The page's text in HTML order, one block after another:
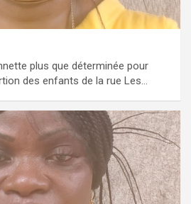
plus que déterminée pour
des enfants de la rue Les…